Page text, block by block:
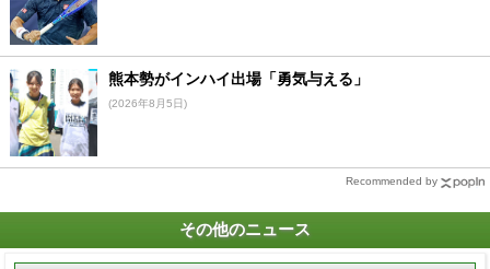
熊本勢がインハイ出場「勇気与える」
(2026年8月5日)
Recommended by
その他のニュース